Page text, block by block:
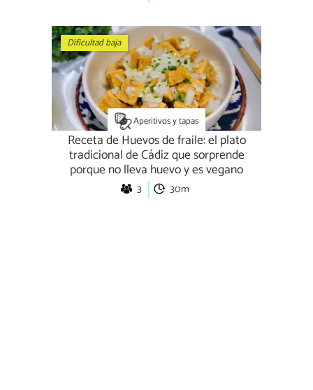
Dificultad baja
Aperitivos y tapas
Receta de Huevos de fraile: el plato
tradicional de Cádiz que sorprende
porque no lleva huevo y es vegano
3 30m